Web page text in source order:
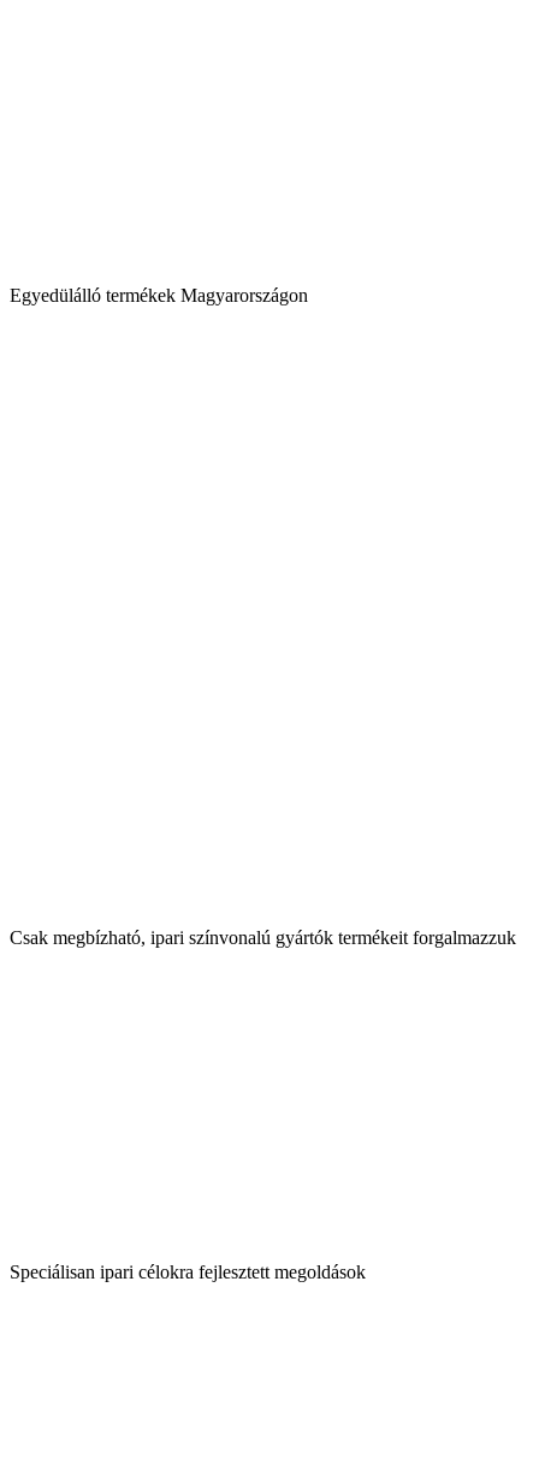
Egyedülálló termékek Magyarországon
Csak megbízható, ipari színvonalú gyártók termékeit forgalmazzuk
Speciálisan ipari célokra fejlesztett megoldások